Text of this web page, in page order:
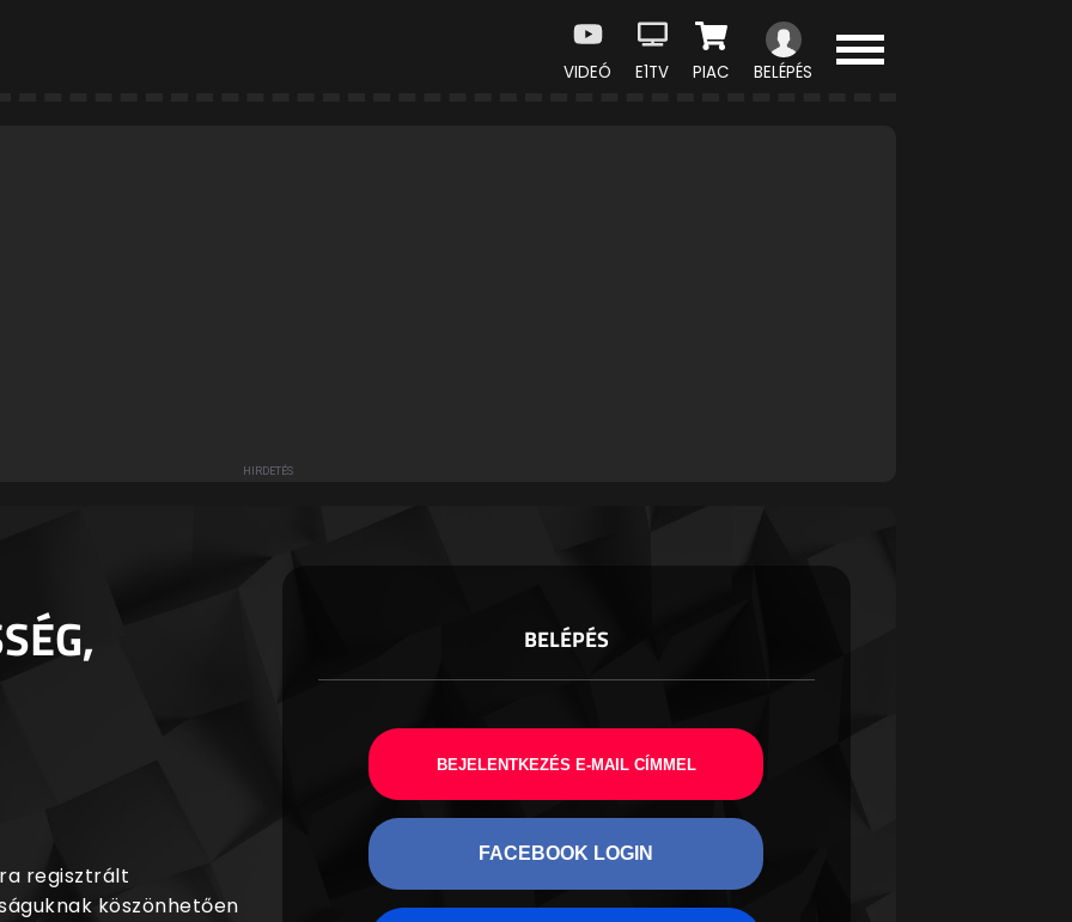
VIDEÓ E1TV PIAC BELÉPÉS
regisztrált
köszönhetően
BELÉPÉS
BEJELENTKEZÉS E-MAIL CÍMMEL
FACEBOOK LOGIN